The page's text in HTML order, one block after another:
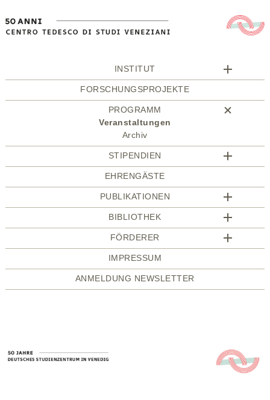
INSTITUT
FORSCHUNGSPROJEKTE
PROGRAMM
Veranstaltungen
Archiv
STIPENDIEN
EHRENGÄSTE
PUBLIKATIONEN
BIBLIOTHEK
FÖRDERER
IMPRESSUM
ANMELDUNG NEWSLETTER